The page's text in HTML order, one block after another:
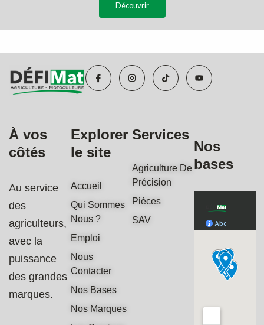
Découvrir
I
c
o
n
e
b
o
o
I
n
s
t
m
T
i
k
t
Y
o
t
À vos
côtés
Au service
des
agriculteurs,
avec la
puissance
des grandes
marques.
Explorer
le site
Accueil
Qui Sommes
Nous ?
Emploi
Nous
Contacter
Nos Bases
Nos Marques
Services
Agriculture De
Précision
Pièces
SAV
Nos
bases